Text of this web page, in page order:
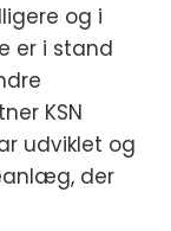
og i
er i stand
KSN
udviklet og
der